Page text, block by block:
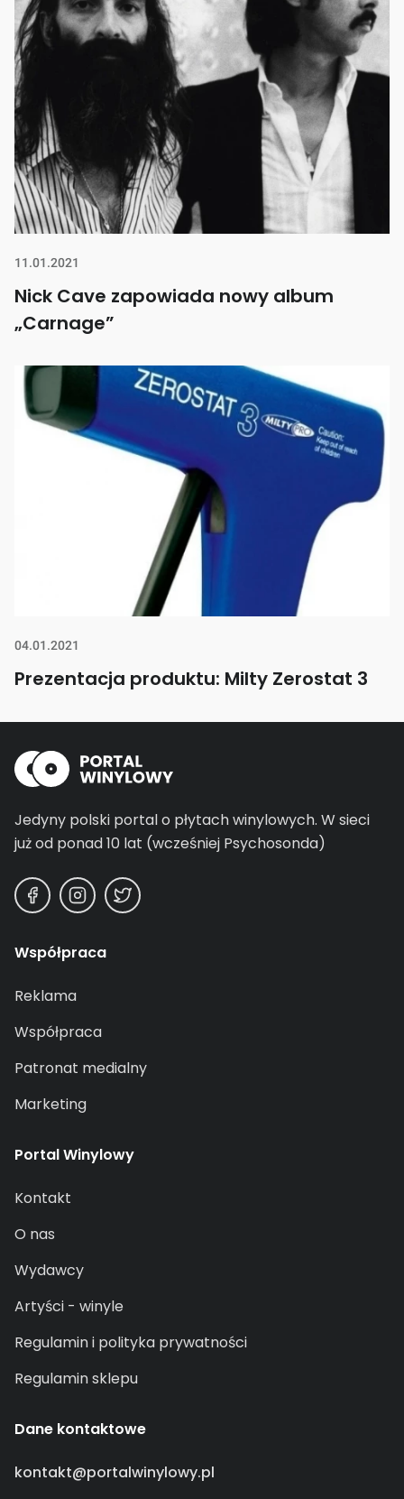
11.01.2021
Nick Cave zapowiada nowy album
„Carnage”
04.01.2021
Prezentacja produktu: Milty Zerostat 3
Jedyny polski portal o płytach winylowych. W sieci
już od ponad 10 lat (wcześniej Psychosonda)
Współpraca
Reklama
Współpraca
Patronat medialny
Marketing
Portal Winylowy
Kontakt
O nas
Wydawcy
Artyści - winyle
Regulamin i polityka prywatności
Regulamin sklepu
Dane kontaktowe
kontakt@portalwinylowy.pl